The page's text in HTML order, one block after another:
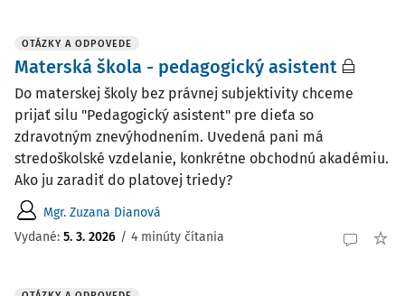
OTÁZKY A ODPOVEDE
Materská škola - pedagogický asistent
Do materskej školy bez právnej subjektivity chceme
prijať silu "Pedagogický asistent" pre dieťa so
zdravotným znevýhodnením. Uvedená pani má
stredoškolské vzdelanie, konkrétne obchodnú akadémiu.
Ako ju zaradiť do platovej triedy?
Mgr. Zuzana Dianová
Vydané: 5. 3. 2026 / 4 minúty čítania